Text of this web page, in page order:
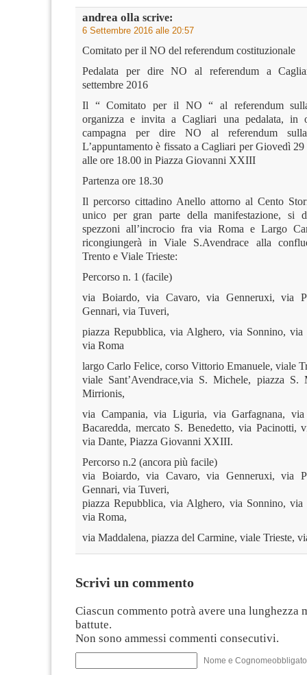
andrea olla scrive:
6 Settembre 2016 alle 20:57
Comitato per il NO del referendum costituzionale
Pedalata per dire NO al referendum a
settembre 2016
Il “ Comitato per il NO “ al referendum
organizza e invita a Cagliari una pedalata, in
campagna per dire NO al referendum sulla
L’appuntamento è fissato a Cagliari per Giovedì 29
alle ore 18.00 in Piazza Giovanni XXIII
Partenza ore 18.30
Il percorso cittadino Anello attorno al Cento
unico per gran parte della manifestazione, si
spezzoni all’incrocio fra via Roma e Largo
ricongiungerà in Viale S.Avendrace alla
Trento e Viale Trieste:
Percorso n. 1 (facile)
via Boiardo, via Cavaro, via Genneruxi, via
Gennari, via Tuveri,
piazza Repubblica, via Alghero, via Sonnino, via
via Roma
largo Carlo Felice, corso Vittorio Emanuele, viale
viale Sant’Avendrace,via S. Michele, piazza S.
Mirrionis,
via Campania, via Liguria, via Garfagnana,
Bacaredda, mercato S. Benedetto, via Pacinotti,
via Dante, Piazza Giovanni XXIII.
Percorso n.2 (ancora più facile)
via Boiardo, via Cavaro, via Genneruxi, via
Gennari, via Tuveri,
piazza Repubblica, via Alghero, via Sonnino, via
via Roma,
via Maddalena, piazza del Carmine, viale Trieste,
Scrivi un commento
Ciascun commento potrà avere una lunghezza
battute.
Non sono ammessi commenti consecutivi.
Nome e